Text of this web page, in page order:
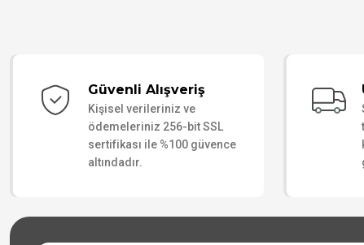
Güvenli Alışveriş
Kişisel verileriniz ve
ödemeleriniz 256-bit SSL
sertifikası ile %100 güvence
altındadır.